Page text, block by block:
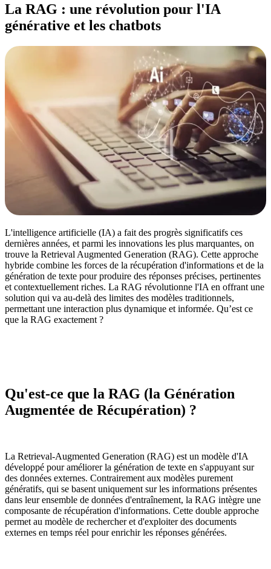
La RAG : une révolution pour l'IA
générative et les chatbots
L'intelligence artificielle (IA) a fait des progrès significatifs ces
dernières années, et parmi les innovations les plus marquantes, on
trouve la Retrieval Augmented Generation (RAG). Cette approche
hybride combine les forces de la récupération d'informations et de la
génération de texte pour produire des réponses précises, pertinentes
et contextuellement riches. La RAG révolutionne l'IA en offrant une
solution qui va au-delà des limites des modèles traditionnels,
permettant une interaction plus dynamique et informée. Qu’est ce
que la RAG exactement ?
Qu'est-ce que la RAG (la Génération
Augmentée de Récupération) ?
La Retrieval-Augmented Generation (RAG) est un modèle d'IA
développé pour améliorer la génération de texte en s'appuyant sur
des données externes. Contrairement aux modèles purement
génératifs, qui se basent uniquement sur les informations présentes
dans leur ensemble de données d'entraînement, la RAG intègre une
composante de récupération d'informations. Cette double approche
permet au modèle de rechercher et d'exploiter des documents
externes en temps réel pour enrichir les réponses générées.